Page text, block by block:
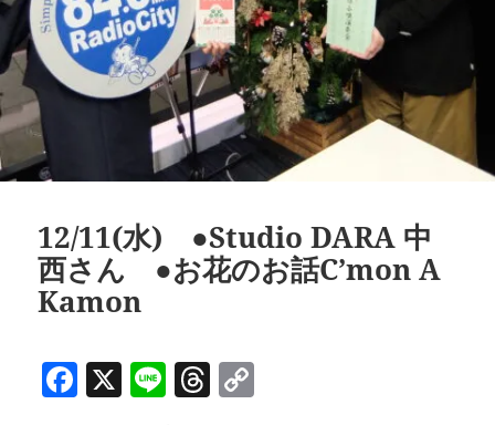
12/11(水) ●Studio DARA 中
西さん ●お花のお話C’mon A
Kamon
F
a
X Li
n
T
h